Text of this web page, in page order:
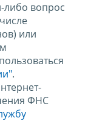
либо вопрос
или
.
ФНС